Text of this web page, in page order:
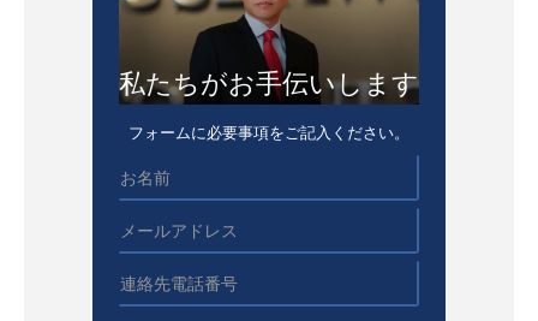
私たちがお手伝いします
フォームに必要事項をご記入ください。